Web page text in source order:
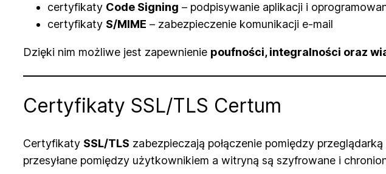
certyfikaty Code Signing – podpisywanie aplikacji i
certyfikaty S/MIME – zabezpieczenie komunikacji e-mail
Dzięki nim możliwe jest zapewnienie poufności, integralności oraz
Certyfikaty SSL/TLS Certum
Certyfikaty SSL/TLS zabezpieczają połączenie pomiędzy
przesyłane pomiędzy użytkownikiem a witryną są szyfrowane i